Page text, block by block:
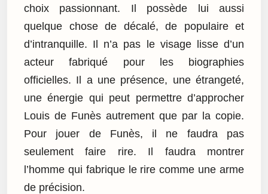
choix passionnant. Il possède lui aussi
quelque chose de décalé, de populaire et
d’intranquille. Il n’a pas le visage lisse d’un
acteur fabriqué pour les biographies
officielles. Il a une présence, une étrangeté,
une énergie qui peut permettre d’approcher
Louis de Funès autrement que par la copie.
Pour jouer de Funès, il ne faudra pas
seulement faire rire. Il faudra montrer
l’homme qui fabrique le rire comme une arme
de précision.